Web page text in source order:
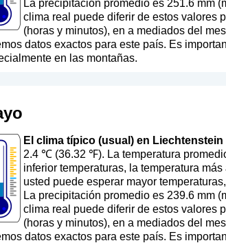
La precipitación promedio es 251.6 mm (
clima real puede diferir de estos valores
(horas y minutos), en a mediados del
datos exactos para este país. Es
en las montañas.
El clima típico (usual) en
2.4 ℃ (36.32 ℉). La temperatura
inferior temperaturas, la temperatura
usted puede esperar mayor
La precipitación promedio es 239.6 mm (
clima real puede diferir de estos valores
(horas y minutos), en a mediados del
datos exactos para este país. Es